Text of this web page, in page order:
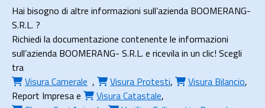
Hai bisogno di altre informazioni sull’azienda BOOMERANG-
S.R.L. ?
Richiedi la documentazione contenente le informazioni
sull’azienda BOOMERANG- S.R.L. e ricevila in un clic! Scegli
tra
Visura Camerale , Visura Protesti, Visura Bilancio,
Report Impresae Visura Catastale,